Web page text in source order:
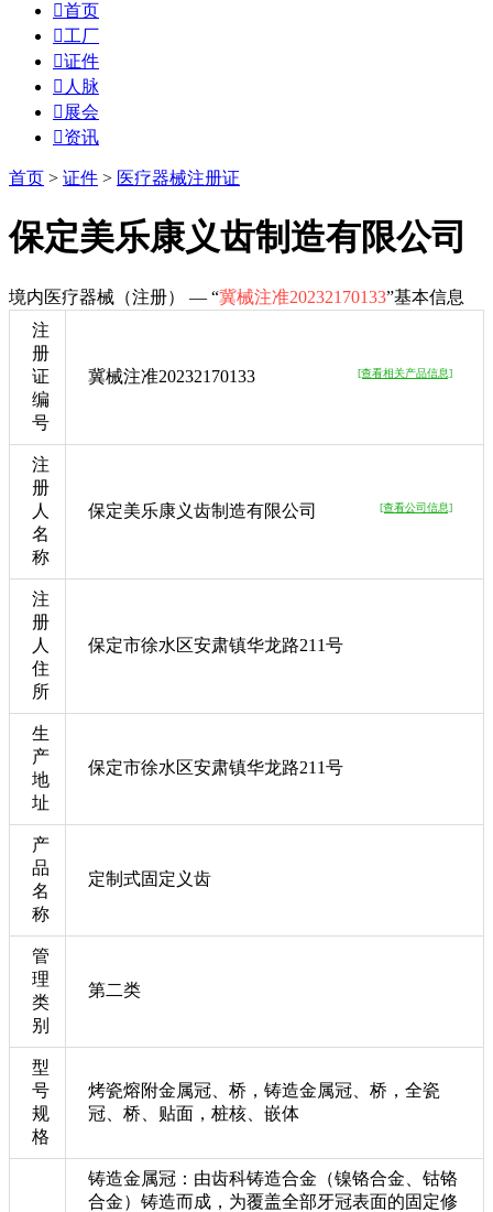
首页
工厂
证件
 人脉
 展会
资讯
首页 > 证件 > 医疗器械注册证
保定美乐康义齿制造有限公司
境内医疗器械（注册） — “冀械注准20232170133”基本信息
注
册
证
编
号
冀械注准20232170133 [查看相关产品信息]
注
册
人
名
称
保定美乐康义齿制造有限公司 [查看公司信息]
注
册
人
住
所
保定市徐水区安肃镇华龙路211号
生
产
地
址
保定市徐水区安肃镇华龙路211号
产
品
名
称
定制式固定义齿
管
理
类
别
第二类
型
号
规
格
烤瓷熔附金属冠、桥，铸造金属冠、桥，全瓷
冠、桥、贴面，桩核、嵌体
铸造金属冠：由齿科铸造合金（镍铬合金、钴铬
合金）铸造而成，为覆盖全部牙冠表面的固定修